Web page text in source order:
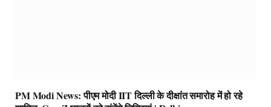
PM Modi News: पीएम मोदी IIT दिल्ली के दीक्षांत समारोह में हो रहे